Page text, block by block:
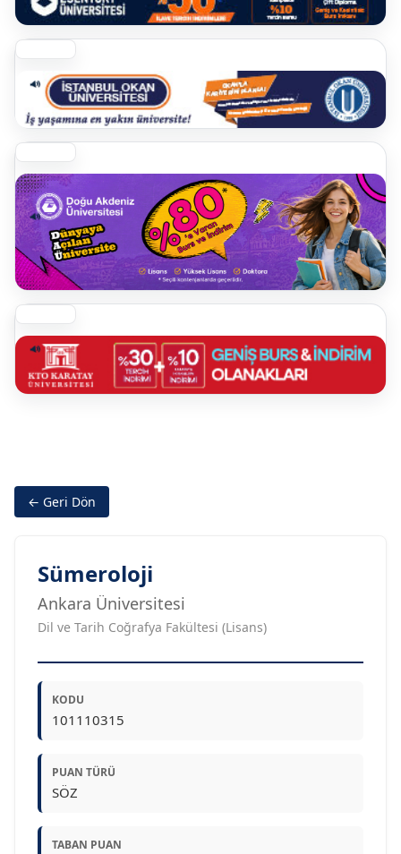
← Geri Dön
Sümeroloji
Ankara Üniversitesi
Dil ve Tarih Coğrafya Fakültesi (Lisans)
KODU
101110315
PUAN TÜRÜ
SÖZ
TABAN PUAN